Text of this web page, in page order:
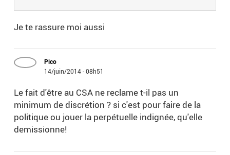
Je te rassure moi aussi
Pico
14/juin/2014 - 08h51
Le fait d'être au CSA ne reclame t-il pas un
minimum de discrétion ? si c'est pour faire de la
politique ou jouer la perpétuelle indignée, qu'elle
demissionne!